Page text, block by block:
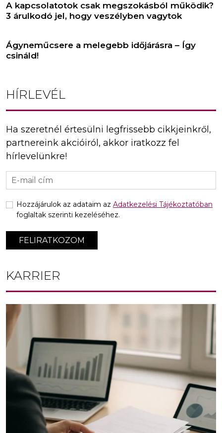
A kapcsolatotok csak megszokásból működik?
3 árulkodó jel, hogy veszélyben vagytok
Ágyneműcsere a melegebb időjárásra – Így
csináld!
HÍRLEVÉL
Ha szeretnél értesülni legfrissebb cikkjeinkről,
partnereink akcióiról, akkor iratkozz fel
hírlevelünkre!
FELIRATKOZOM
Hozzájárulok az adataim az Adatkezelési Tájékoztatóban
foglaltak szerinti kezeléséhez.
KARRIER